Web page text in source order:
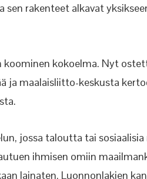
rakenteet alkavat
koominen kokoelma. Nyt
ja maalaisliitto-keskusta
jossa taloutta tai
ihmisen omiin
lainaten. Luonnonlakien